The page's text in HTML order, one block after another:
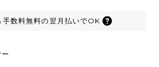
手数料無料の翌月払いでOK